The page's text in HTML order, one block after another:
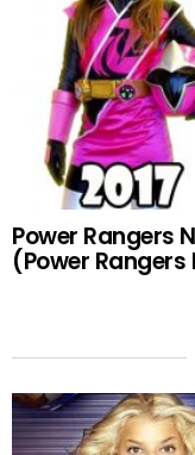
Power Rangers
(Power Rangers